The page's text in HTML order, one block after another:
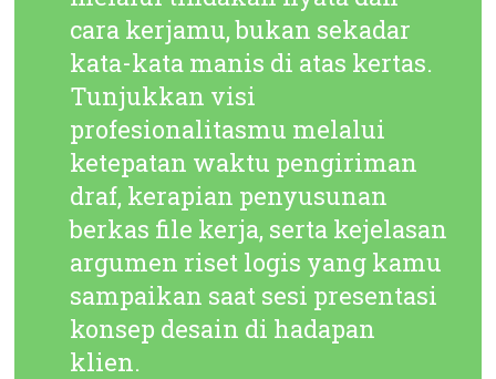
cara kerjamu, bukan sekadar
kata-kata manis di atas kertas.
Tunjukkan visi
profesionalitasmu melalui
ketepatan waktu pengiriman
draf, kerapian penyusunan
berkas file kerja, serta kejelasan
argumen riset logis yang kamu
sampaikan saat sesi presentasi
konsep desain di hadapan
klien.